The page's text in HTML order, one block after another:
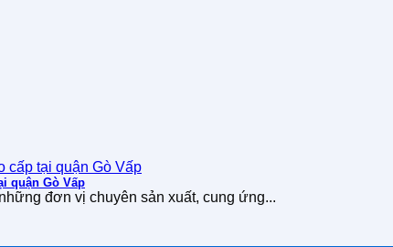
quận Gò Vấp
đơn vị chuyên sản xuất, cung ứng...